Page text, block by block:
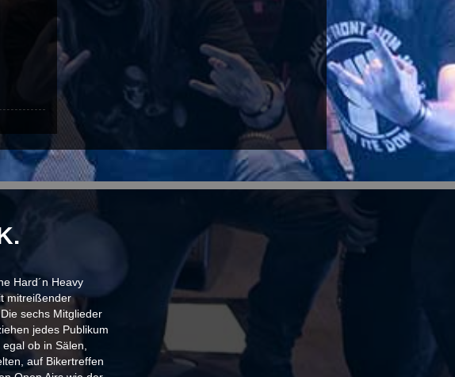
Hard´n Heavy
mitreißender
sechs Mitglieder
jedes Publikum
ob in Sälen,
auf Bikertreffen